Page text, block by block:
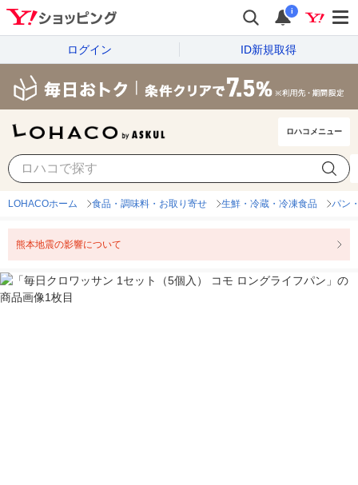
i
ログイン ID新規取得
ロハコメニュー
LOHACOホーム 食品・調味料・お取り寄せ 生鮮・冷蔵・冷凍食品 パン
熊本地震の影響について